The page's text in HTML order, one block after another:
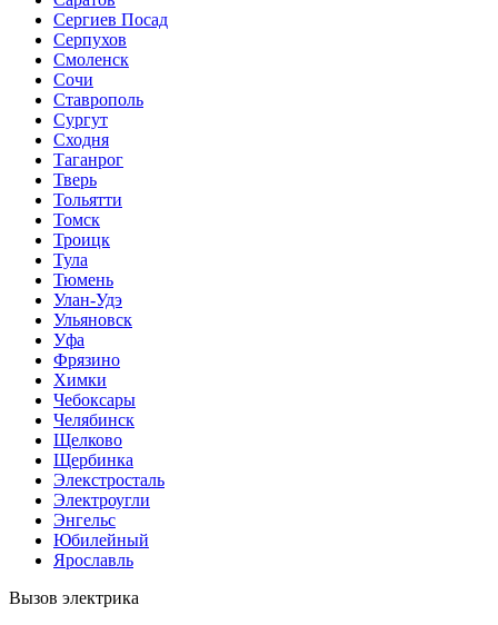
Сергиев Посад
Серпухов
Смоленск
Сочи
Ставрополь
Сургут
Сходня
Таганрог
Тверь
Тольятти
Томск
Троицк
Тула
Тюмень
Улан-Удэ
Ульяновск
Уфа
Фрязино
Химки
Чебоксары
Челябинск
Щелково
Щербинка
Элекстросталь
Электроугли
Энгельс
Юбилейный
Ярославль
Вызов электрика